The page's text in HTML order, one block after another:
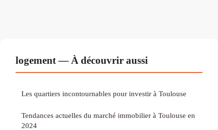
logement — À découvrir aussi
Les quartiers incontournables pour investir à Toulouse
Tendances actuelles du marché immobilier à Toulouse en
2024